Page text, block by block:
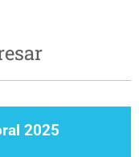
2025